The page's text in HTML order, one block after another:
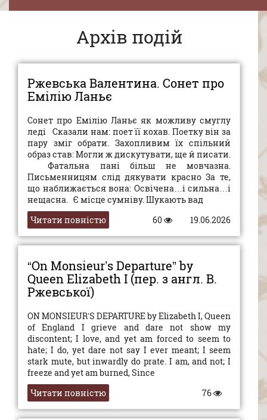
Архів подій
Ржевська Валентина. Сонет про
Емілію Ланьє
Сонет про Емілію Ланьє як можливу смуглу
леді Сказали нам: поет її кохав. Поетку він за
пару зміг обрати. Захопливим їх спільний
образ став: Могли ж дискутувати, ще й писати.
Фатальна пані більш не мовчазна.
Письменницям слід дякувати красно За те,
що наближається вона: Освічена…і сильна…і
нещасна. Є місце сумніву. Шукають вад
Читати повністю
19.06.2026
60
“On Monsieur’s Departure” by
Queen Elizabeth I (пер. з англ. В.
Ржевської)
ON MONSIEUR’S DEPARTURE by Elizabeth I, Queen
of England I grieve and dare not show my
discontent; I love, and yet am forced to seem to
hate; I do, yet dare not say I ever meant; I seem
stark mute, but inwardly do prate. I am, and not; I
freeze and yet am burned, Since
Читати повністю
76